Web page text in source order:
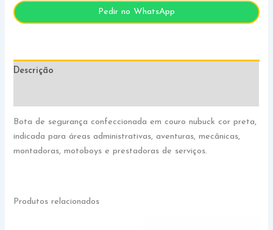
Pedir no WhatsApp
Descrição
Bota de segurança confeccionada em couro nubuck cor preta,
indicada para áreas administrativas, aventuras, mecânicas,
montadoras, motoboys e prestadoras de serviços.
Produtos relacionados